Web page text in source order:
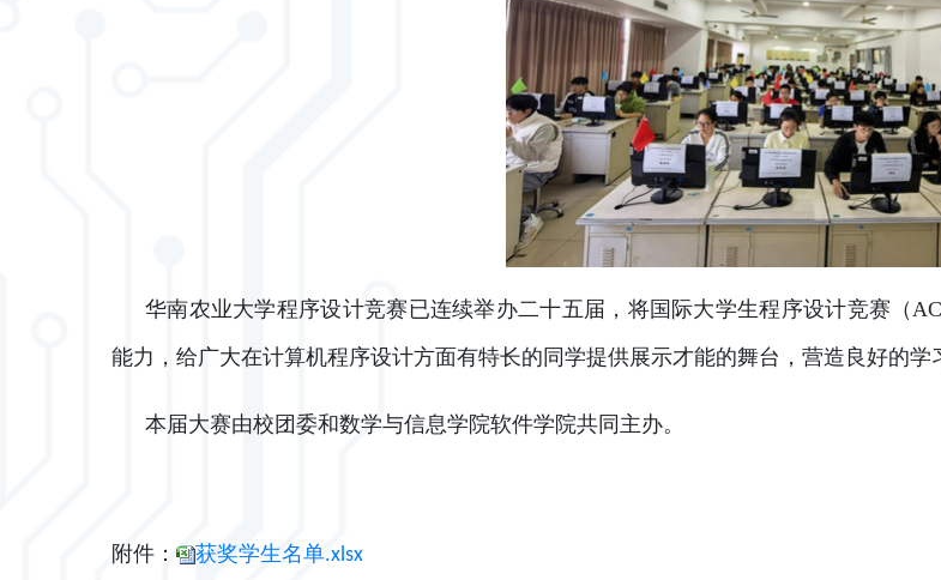
华南农业大学程序设计竞赛已连续举办二十五届，将国际大学生程序设计竞赛（
能力，给广大在计算机程序设计方面有特长的同学提供展示才能的舞台，营造良好的学
本届大赛由校团委和数学与信息学院软件学院共同主办。
附件： 获奖学生名单.xlsx